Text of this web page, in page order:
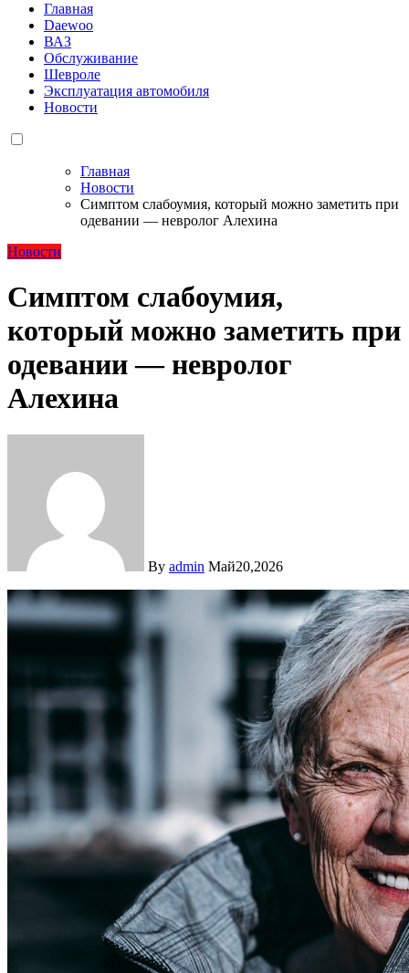
Главная
Daewoo
ВАЗ
Обслуживание
Шевроле
Эксплуатация автомобиля
Новости
Главная
Новости
Симптом слабоумия, который можно заметить при
одевании — невролог Алехина
Новости
Симптом слабоумия,
который можно заметить при
одевании — невролог
Алехина
By admin Май20,2026